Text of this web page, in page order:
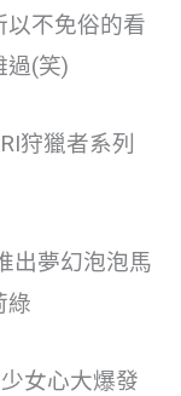
以不免俗的看
過(笑)
狩獵者系列
出夢幻泡泡馬
綠
女心大爆發